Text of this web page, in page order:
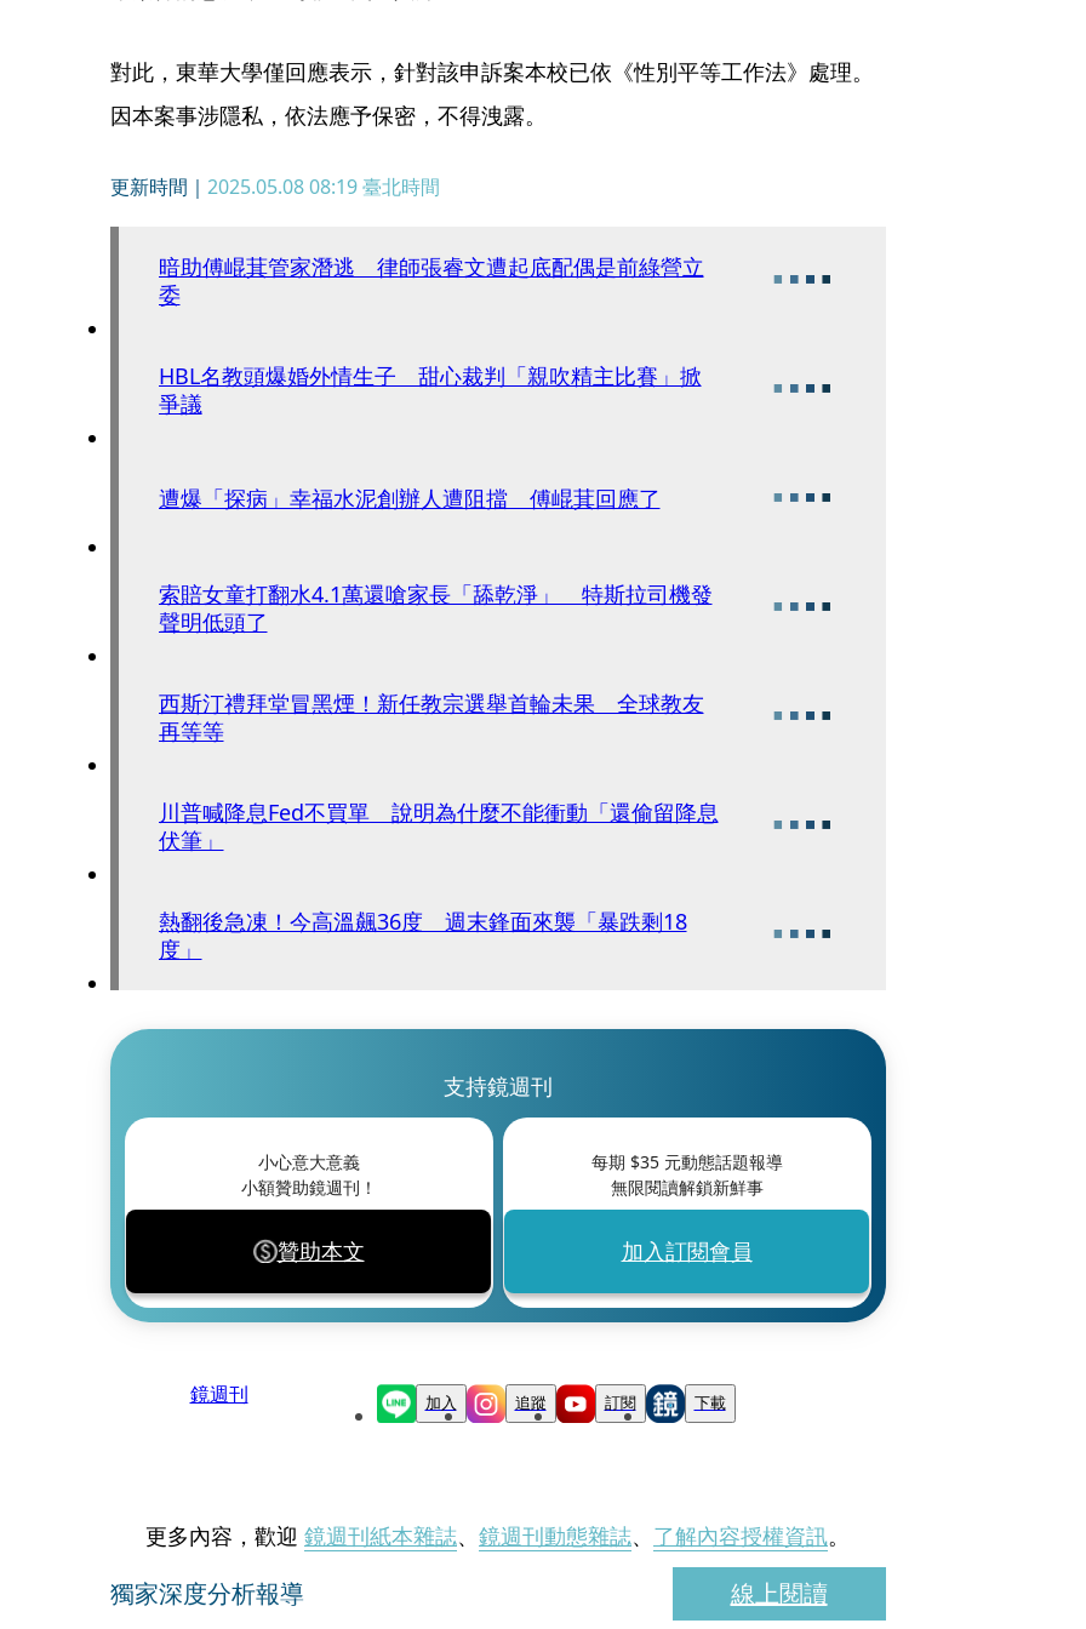
對此，東華大學僅回應表示，針對該申訴案本校已依《性別平等工作法》處理。
因本案事涉隱私，依法應予保密，不得洩露。
更新時間｜ 2025.05.08 08:19臺北時間
暗助傅崐萁管家潛逃 律師張睿文遭起底配偶是前綠營立
委
HBL名教頭爆婚外情生子 甜心裁判「親吹精主比賽」掀
爭議
遭爆「探病」幸福水泥創辦人遭阻擋 傅崐萁回應了
索賠女童打翻水4.1萬還嗆家長「舔乾淨」 特斯拉司機發
聲明低頭了
西斯汀禮拜堂冒黑煙！新任教宗選舉首輪未果 全球教友
再等等
川普喊降息Fed不買單 說明為什麼不能衝動「還偷留降息
伏筆」
熱翻後急凍！今高溫飆36度 週末鋒面來襲「暴跌剩18
度」
支持鏡週刊
小心意大意義
小額贊助鏡週刊！
贊助本文
每期 $35元動態話題報導
無限閱讀解鎖新鮮事
加入訂閱會員
鏡週刊 加入 追蹤 訂閱 下載
更多內容，歡迎 鏡週刊紙本雜誌、 鏡週刊動態雜誌、 了解內容授權資訊。
獨家深度分析報導 線上閱讀